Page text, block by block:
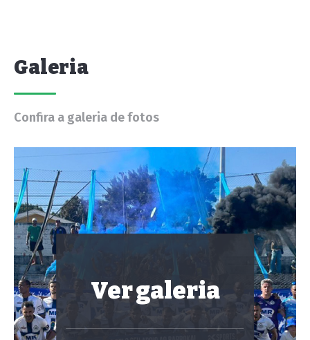
Galeria
Confira a galeria de fotos
Ver galeria